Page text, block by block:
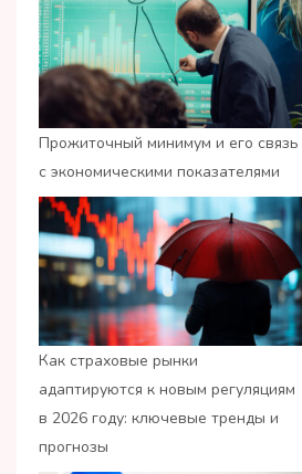
Прожиточный минимум и его связь
с экономическими показателями
Как страховые рынки
адаптируются к новым регуляциям
в 2026 году: ключевые тренды и
прогнозы